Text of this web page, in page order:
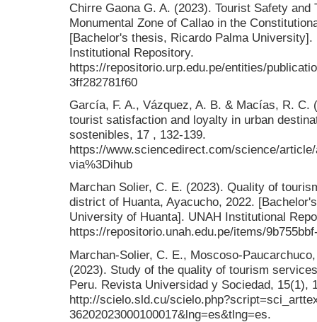
Chirre Gaona G. A. (2023). Tourist Safety
Monumental Zone of Callao in the
[Bachelor's thesis, Ricardo Palma
Institutional Repository.
https://repositorio.urp.edu.pe/entities/
3ff282781f60
García, F. A., Vázquez, A. B. & Macías, R. C.
tourist satisfaction and loyalty in urban
sostenibles, 17 , 132-139.
https://www.sciencedirect.com/science/
via%3Dihub
Marchan Solier, C. E. (2023). Quality of
district of Huanta, Ayacucho, 2022.
University of Huanta]. UNAH Institutional
https://repositorio.unah.edu.pe/items/
Marchan-Solier, C. E., Moscoso-
(2023). Study of the quality of tourism
Peru. Revista Universidad y Sociedad, 15(1),
http://scielo.sld.cu/
36202023000100017&lng=es&tlng=es.